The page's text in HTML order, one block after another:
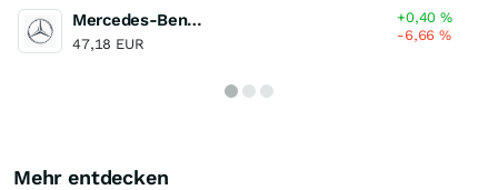
Mercedes-Benz Group
47,18 EUR
+0,40%
-6,66%
Mehr entdecken